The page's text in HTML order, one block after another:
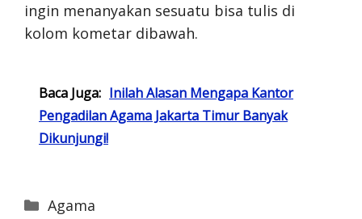
ingin menanyakan sesuatu bisa tulis di
kolom kometar dibawah.
Baca Juga: Inilah Alasan Mengapa Kantor
Pengadilan Agama Jakarta Timur Banyak
Dikunjungi!
Categories
Agama